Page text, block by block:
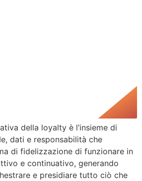
della loyalty è l’insieme di
dati e responsabilità che
di fidelizzazione di funzionare in
e continuativo, generando
e presidiare tutto ciò che